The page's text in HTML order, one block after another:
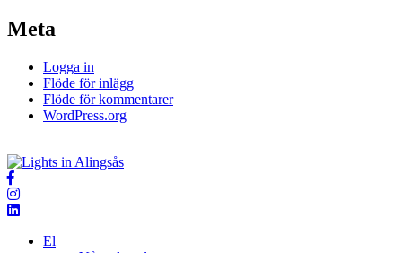
Meta
Logga in
Flöde för inlägg
Flöde för kommentarer
WordPress.org
El